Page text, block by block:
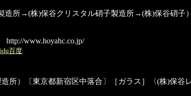
造所→(株)保谷クリスタル硝子製造所→(株)保谷硝子
http://www.hoyahc.co.jp/
百度
所）〔東京都新宿区中落合〕［ガラス］〈(株)保谷